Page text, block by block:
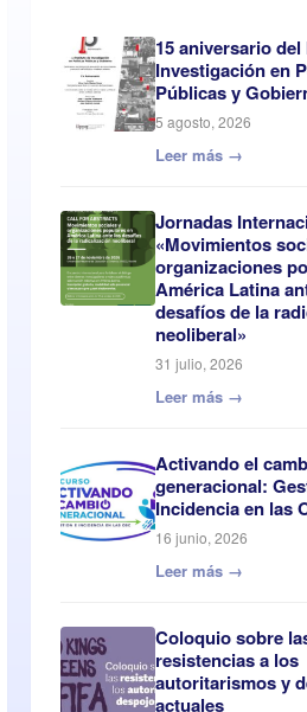
15 aniversario
Investigación en
Públicas y
5 agosto, 2026
Leer más →
Jornadas
«Movimientos
organizaciones
América Latina
desafíos de la
neoliberal»
31 julio, 2026
Leer más →
Activando el
generacional:
Incidencia en las
16 junio, 2026
Leer más →
Coloquio sobre
resistencias a los
autoritarismos y
actuales